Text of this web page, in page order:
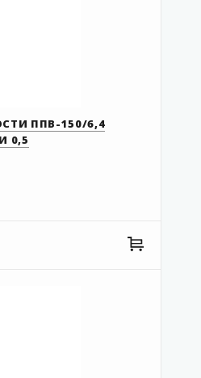
ППВ-150/6,4
0,5